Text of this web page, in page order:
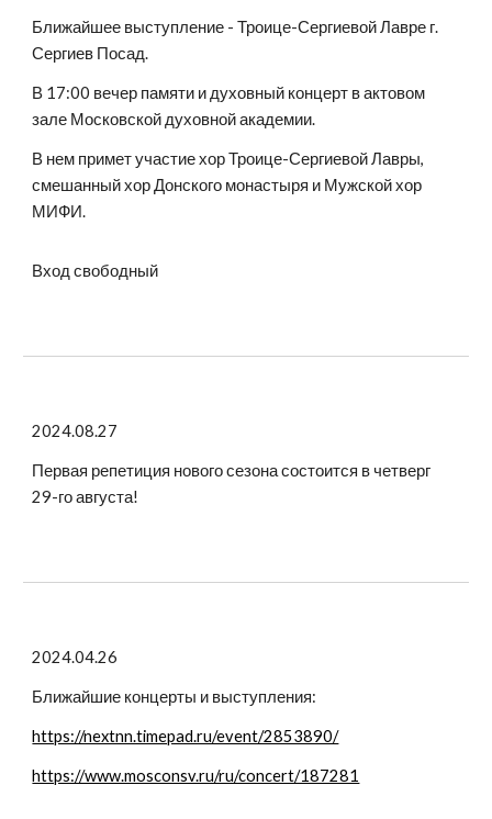
Ближайшее выступление - Троице-Сергиевой Лавре г.
Сергиев Посад.
В 17:00 вечер памяти и духовный концерт в актовом
зале Московской духовной академии.
В нем примет участие хор Троице-Сергиевой Лавры,
смешанный хор Донского монастыря и Мужской хор
МИФИ.
Вход свободный
2024.08.27
Первая репетиция нового сезона состоится в четверг
29-го августа!
2024.04.26
Ближайшие концерты и выступления:
https://nextnn.timepad.ru/event/2853890/
https://www.mosconsv.ru/ru/concert/187281